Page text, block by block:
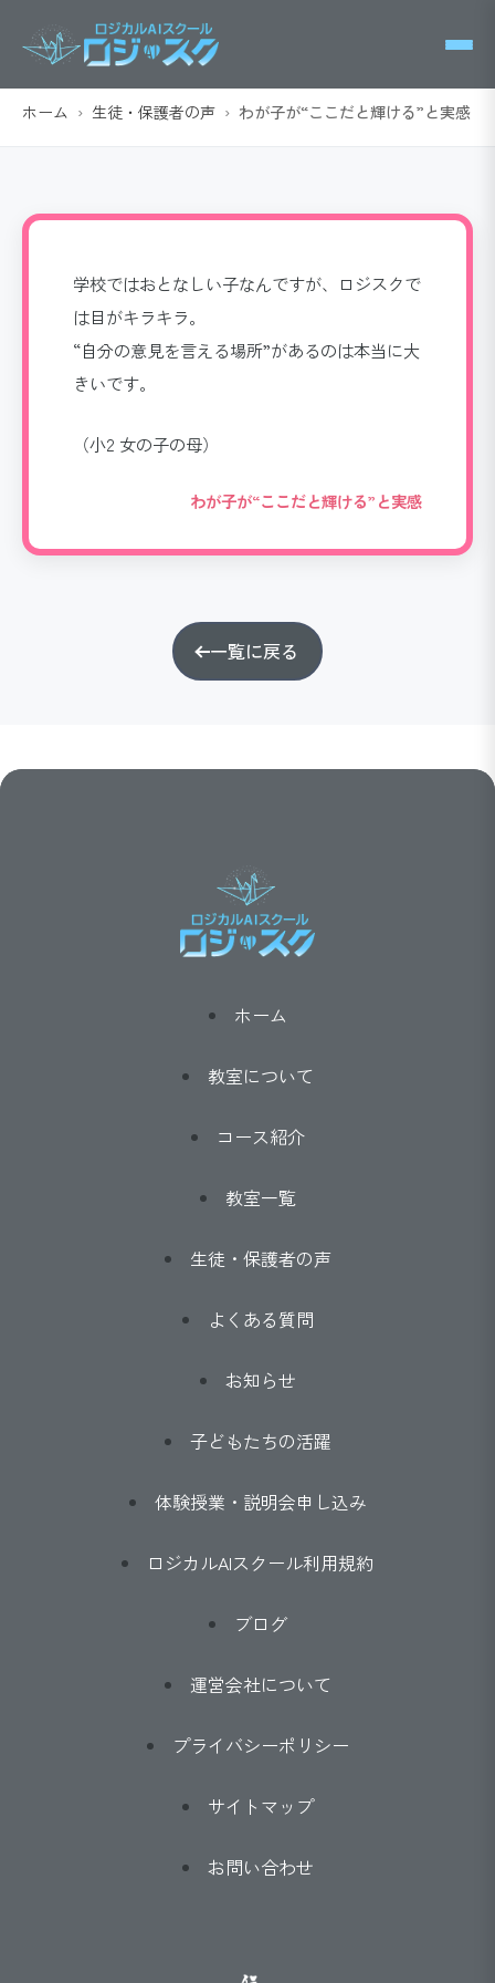
ホーム › 生徒・保護者の声 › わが子が“ここだと輝ける”と実感
学校ではおとなしい子なんですが、ロジスクで
は目がキラキラ。
“自分の意見を言える場所”があるのは本当に大
きいです。
（小2 女の子の母）
わが子が“ここだと輝ける”と実感
一覧に戻る
ホーム
教室について
コース紹介
教室一覧
生徒・保護者の声
よくある質問
お知らせ
子どもたちの活躍
体験授業・説明会申し込み
ロジカルAIスクール利用規約
ブログ
運営会社について
プライバシーポリシー
サイトマップ
お問い合わせ